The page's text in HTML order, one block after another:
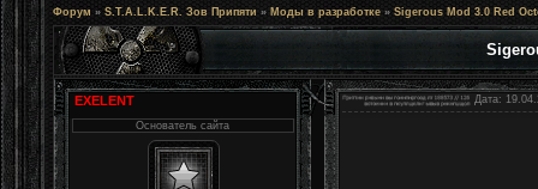
Форум » S.T.A.L.K.E.R. Зов Припяти » Моды в разработке » Sigerous Mod 3.0 Red
EXELENT
Основатель сайта
Дата: